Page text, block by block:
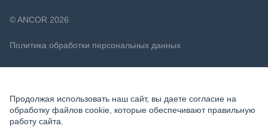
© ANCOR 2026
Политика обработки персональных данных
Продолжая использовать наш сайт, вы даете согласие на
обработку файлов cookie, которые обеспечивают правильную
работу сайта.